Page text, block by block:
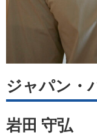
ジャパン・
岩田 守弘